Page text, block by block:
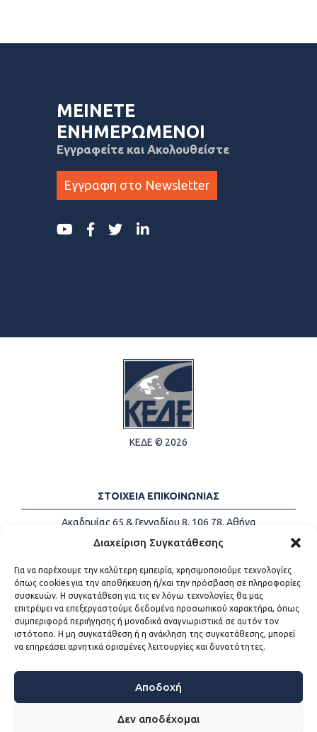
Διαχείριση Συγκατάθεσης
Για να παρέχουμε την καλύτερη εμπειρία, χρησιμοποιούμε τεχνολογίες
όπως cookies για την αποθήκευση ή/και την πρόσβαση σε πληροφορίες
συσκευών. Η συγκατάθεση για τις εν λόγω τεχνολογίες θα μας
επιτρέψει να επεξεργαστούμε δεδομένα προσωπικού χαρακτήρα, όπως
συμπεριφορά περιήγησης ή μοναδικά αναγνωριστικά σε αυτόν τον
ιστότοπο. Η μη συγκατάθεση ή η ανάκληση της συγκατάθεσης, μπορεί
να επηρεάσει αρνητικά ορισμένες λειτουργίες και δυνατότητες.
Αποδοχή
Δεν αποδέχομαι
ΜΕΙΝΕΤΕ
ΕΝΗΜΕΡΩΜΕΝΟΙ
Εγγραφείτε και Ακολουθείστε
Εγγραφη στο Newsletter
ΚΕΔΕ © 2026
ΣΤΟΙΧΕΙΑ ΕΠΙΚΟΙΝΩΝΙΑΣ
Ακαδημίας 65 & Γενναδίου 8, 106 78, Αθήνα
Τηλέφωνα:
+30 213-2147500
Email:
info@kede.gr
ΧΡΗΣΙΜΟΙ ΣΥΝΔΕΣΜΟΙ
Η ΚΕΔΕ
Sitemap
Προσβασιμότητα
Όροι χρήσης